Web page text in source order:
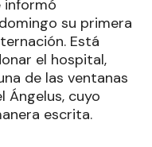
informó
su primera
Está
el hospital,
de las ventanas
Ángelus, cuyo
escrita.